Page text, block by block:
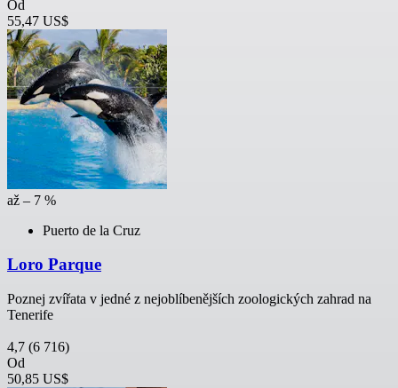
Od
55,47 US$
až – 7 %
Puerto de la Cruz
Loro Parque
Poznej zvířata v jedné z nejoblíbenějších zoologických zahrad na
Tenerife
4,7 (6 716)
Od
50,85 US$